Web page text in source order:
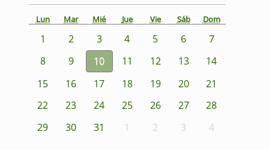
Lun Mar Mié Jue Vie Sáb Dom
1 2 3 4 5 6
7
8
9 10 11 12 13
14
15
16 17 18 19 20
21
22
23 24 25 26 27
28
29
30 31 1 2 3 4